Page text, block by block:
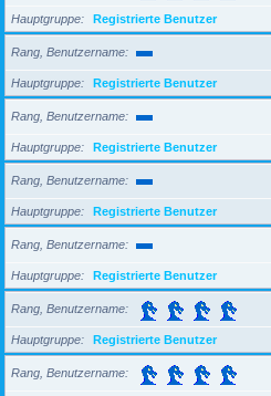
Hauptgruppe Registrierte Benutzer
Rang, Benutzername
Hauptgruppe Registrierte Benutzer
Rang, Benutzername
Hauptgruppe Registrierte Benutzer
Rang, Benutzername
Hauptgruppe Registrierte Benutzer
Rang, Benutzername
Hauptgruppe Registrierte Benutzer
Rang, Benutzername
Hauptgruppe Registrierte Benutzer
Rang, Benutzername